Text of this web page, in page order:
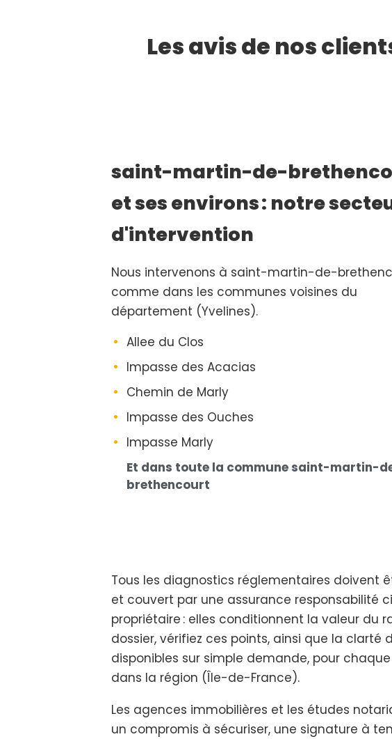
Les avis de nos
saint-martin-de-
et ses environs : notre
d'intervention
Nous intervenons à saint-martin-de-
comme dans les communes voisines du
département (Yvelines).
Allee du Clos
Impasse des Acacias
Chemin de Marly
Impasse des Ouches
Impasse Marly
Et dans toute la commune saint-martin-
brethencourt
Tous les diagnostics réglementaires doivent
et couvert par une assurance responsabilité
propriétaire : elles conditionnent la valeur du
dossier, vérifiez ces points, ainsi que la
disponibles sur simple demande, pour
dans la région (Île-de-France).
Les agences immobilières et les études
un compromis à sécuriser, une signature à